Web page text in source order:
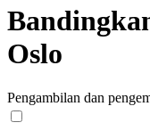
Oslo
Pengambilan dan